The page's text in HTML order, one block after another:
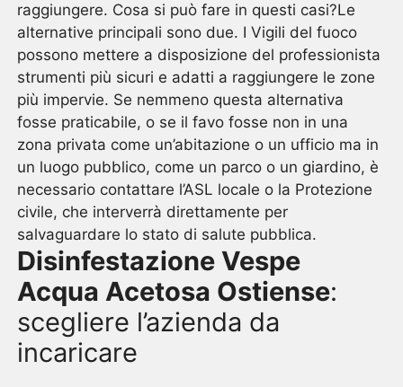
raggiungere. Cosa si può fare in questi casi?Le
alternative principali sono due. I Vigili del fuoco
possono mettere a disposizione del professionista
strumenti più sicuri e adatti a raggiungere le zone
più impervie. Se nemmeno questa alternativa
fosse praticabile, o se il favo fosse non in una
zona privata come un’abitazione o un ufficio ma in
un luogo pubblico, come un parco o un giardino, è
necessario contattare l’ASL locale o la Protezione
civile, che interverrà direttamente per
salvaguardare lo stato di salute pubblica.
Disinfestazione Vespe
Acqua Acetosa Ostiense:
scegliere l’azienda da
incaricare